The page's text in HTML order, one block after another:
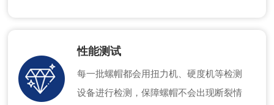
性能测试
每一批螺帽都会用扭力机、硬度机等检测
设备进行检测，保障螺帽不会出现断裂情